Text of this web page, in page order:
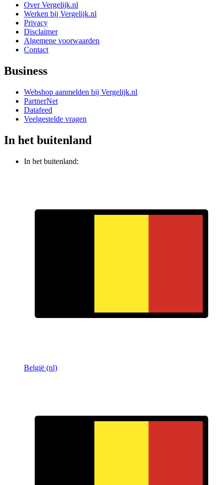
Over Vergelijk.nl
Werken bij Vergelijk.nl
Privacy
Disclaimer
Algemene voorwaarden
Contact
Business
Webshop aanmelden bij Vergelijk.nl
PartnerNet
Datafeed
Veelgestelde vragen
In het buitenland
In het buitenland:
België (nl)